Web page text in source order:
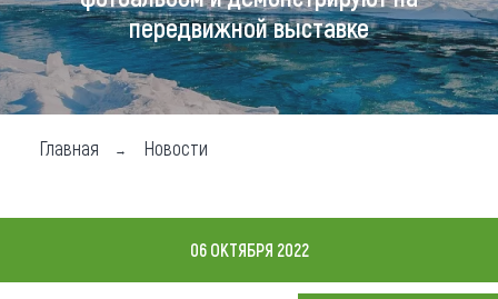
Туры
Где побывать
Чем заняться
Карта
передвижной выставке
Главная Новости
06 ОКТЯБРЯ 2022